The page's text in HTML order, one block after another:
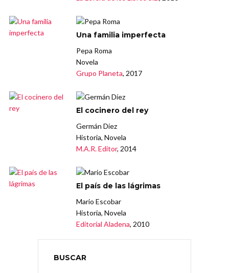
Una familia imperfecta
Pepa Roma
Novela
Grupo Planeta, 2017
El cocinero del rey
Germán Díez
Historia, Novela
M.A.R. Editor, 2014
El país de las lágrimas
Mario Escobar
Historia, Novela
Editorial Aladena, 2010
BUSCAR